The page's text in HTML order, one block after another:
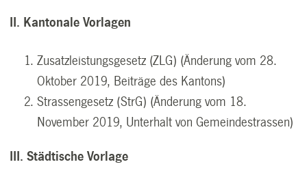
II. Kantonale Vorlagen
Zusatzleistungsgesetz (ZLG) (Änderung vom 28.
Oktober 2019, Beiträge des Kantons)
Strassengesetz (StrG) (Änderung vom 18.
November 2019, Unterhalt von Gemeindestrassen)
III. Städtische Vorlage